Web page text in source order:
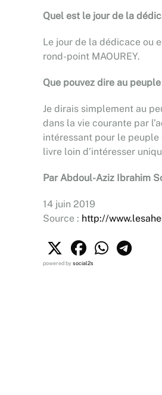
Quel est le jour de la
Le jour de la dédicace ou
rond-point MAOUREY.
Que pouvez dire au
Je dirais simplement au
dans la vie courante par
intéressant pour le
livre loin d’intéresser
Par Abdoul-Aziz Ibrahim
14 juin 2019
Source : http://
powered bysocial2s